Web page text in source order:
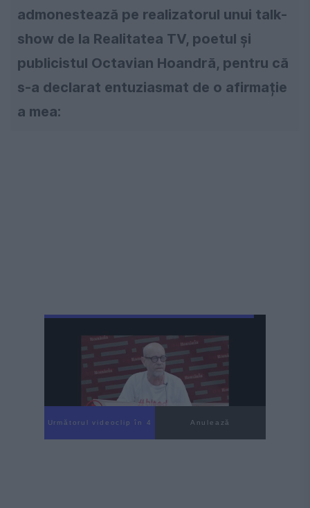
admonestează pe realizatorul unui talk-
show de la Realitatea TV, poetul și
publicistul Octavian Hoandră, pentru că
s-a declarat entuziasmat de o afirmație
a mea:
Următorul videoclip în 3 Anulează